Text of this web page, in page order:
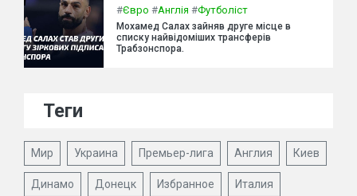
#Євро #Англія #Футболіст
Мохамед Салах зайняв друге місце в
списку найвідоміших трансферів
Трабзонспора.
Теги
Мир Украина Премьер-лига Англия Киев
Динамо Донецк Избранное Италия